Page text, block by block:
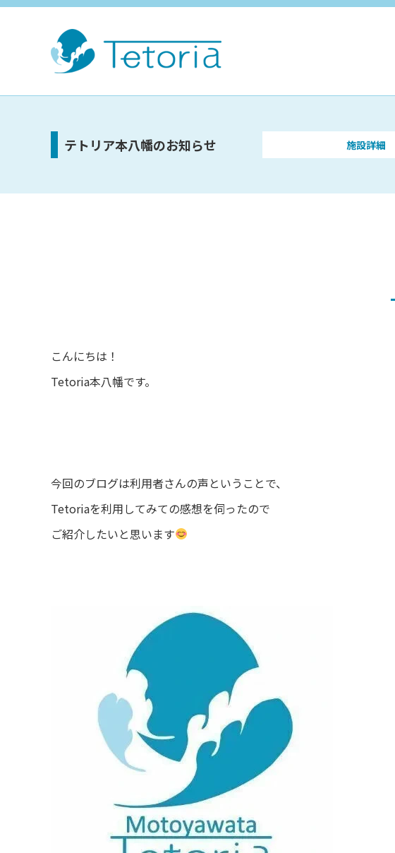
テトリア本八幡のお知らせ 施設詳細
こんにちは！
Tetoria本八幡です。
今回のブログは利用者さんの声ということで、
Tetoriaを利用してみての感想を伺ったので
ご紹介したいと思います